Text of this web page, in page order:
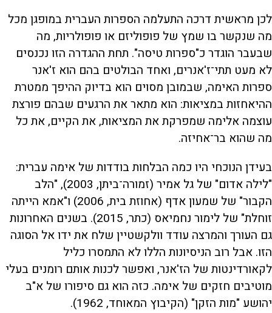
לכן מראשית דרכה התעלמה הספרות העברית במופגן מכל
מה שנקשר בו שמץ של פופוליזם או פופולריות, מה
שבעבר הוגדר כ"ספרות טיסה". תחת ההגדרה הזו נכנסים
לא מעט תתי־ז'אנרים, ואחד הבולטים בהם הוא ז'אנר
ספרות האימה, שבמובן מסוים הוא בדיוק ההיפך ממטרת
ההיאחזות במציאות: הוא מתאר את הרגעים שבהם פורצת
עוצמה אלימה שמפרקת את המציאות, את הקיים, את כל
מה שהוא בר־אחיזה.
בעידן הנוכחי היו כמה הבלחות בודדות של אימה עברית:
"לילה אדום" של גל אמיר (זמורה־ביתן, 2003), "הלב
הקבור" של שמעון אדף (אחוזת בית, 2006) ו"אמא הייתה
זוחלת" של לימור נחמיאס (כתר, 2015). בשנים האחרונות
גם העורך והמרצה עודד וולקשטיין שלח את ידו אל הסוגה
הזו. אבל רוב הניסיונות הללו לא התמסרו כליל
לקאורדינטות של הז'אנר, ואפשר לכנות אותם רומנים בעלי
מוטיבים חזקים של אימה. כזה הוא גם סיפורו של א"ב
יהושע "מות הזקן" (הקיבוץ המאוחד, 1962).